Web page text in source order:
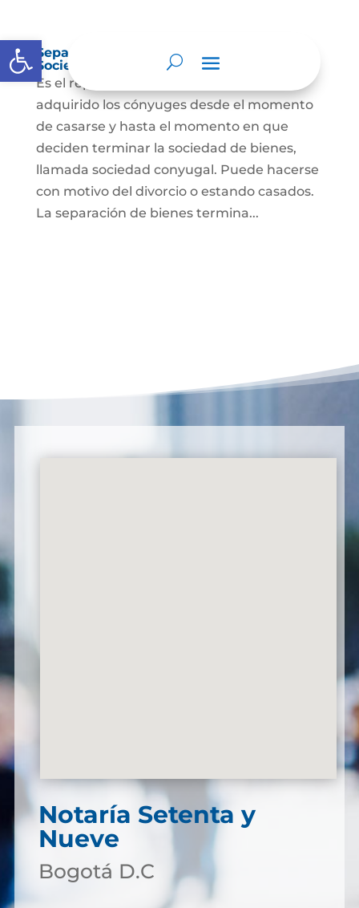
Abrir barra de herramientas
Separación de Bienes o Liquidación de
Sociedad Conyugal
Es el reparto de los bienes que han
adquirido los cónyuges desde el momento
de casarse y hasta el momento en que
deciden terminar la sociedad de bienes,
llamada sociedad conyugal. Puede hacerse
con motivo del divorcio o estando casados.
La separación de bienes termina...
Notaría Setenta y
Nueve
Bogotá D.C